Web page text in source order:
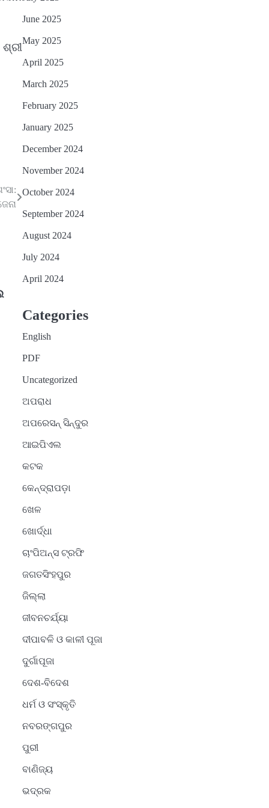
June 2025
May 2025
April 2025
March 2025
February 2025
January 2025
December 2024
November 2024
October 2024
September 2024
August 2024
July 2024
April 2024
Categories
English
PDF
Uncategorized
ଅପରାଧ
ଅପରେସନ୍ ସିନ୍ଦୁର
ଆଇପିଏଲ
କଟକ
କେନ୍ଦ୍ରାପଡ଼ା
ଖେଳ
ଖୋର୍ଦ୍ଧା
ଚାଂପିଅନ୍ସ ଟ୍ରଫି
ଜଗତସିଂହପୁର
ଜିଲ୍ଲା
ଜୀବନଚର୍ଯ୍ୟା
ଦୀପାବଳି ଓ କାଳୀ ପୂଜା
ଦୁର୍ଗାପୂଜା
ଦେଶ-ବିଦେଶ
ଧର୍ମ ଓ ସଂସ୍କୃତି
ନବରଙ୍ଗପୁର
ପୁରୀ
ବାଣିଜ୍ୟ
ଭଦ୍ରକ
2